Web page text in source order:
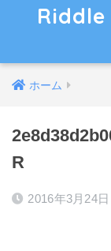
Riddle
ホーム
R
2016年3月24日